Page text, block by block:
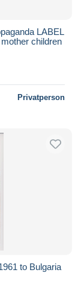
LABEL
children
Privatperson
to Bulgaria